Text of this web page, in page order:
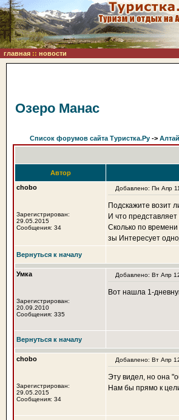
главная :: новости
Озеро Манас
Список форумов сайта Туристка.Ру ->
Автор
chobo
Зарегистрирован:
29.05.2015
Сообщения: 34
Добавлено: Пн Апр
Подскажите возит
И что
Сколько по
зы Интересует
Вернуться к началу
Умка
Зарегистрирован:
20.09.2010
Сообщения: 335
Добавлено: Вт Апр
Вот нашла 1-
Вернуться к началу
chobo
Зарегистрирован:
29.05.2015
Сообщения: 34
Добавлено: Вт Апр
Эту видел, но она
Нам бы прямо к